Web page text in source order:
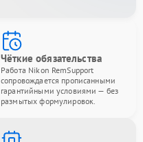
Чёткие обязательства
Работа Nikon RemSupport
сопровождается прописанными
гарантийными условиями — без
размытых формулировок.